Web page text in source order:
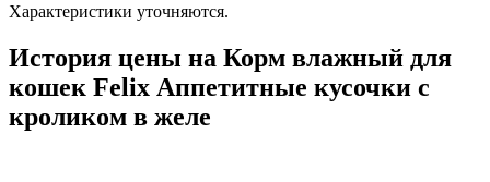
Характеристики уточняются.
История цены на Корм влажный для
кошек Felix Аппетитные кусочки с
кроликом в желе